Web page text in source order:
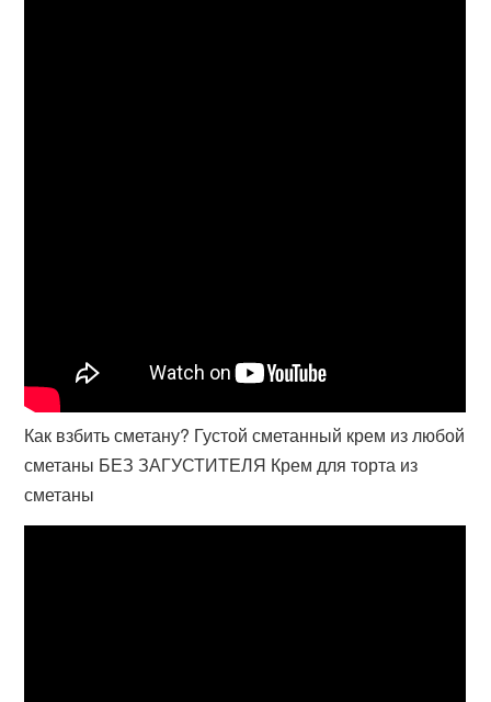
Как взбить сметану? Густой сметанный крем из любой
сметаны БЕЗ ЗАГУСТИТЕЛЯ Крем для торта из
сметаны